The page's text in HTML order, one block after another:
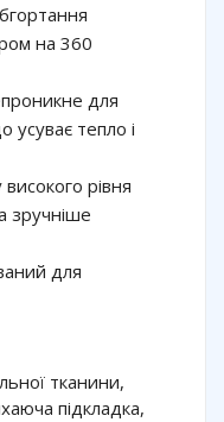
на 360
для
усуває тепло і
рівня
зручніше
для
тканини,
підкладка,